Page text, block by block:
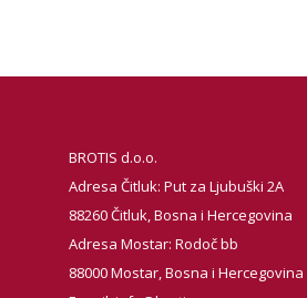
BROTIS d.o.o.
Adresa Čitluk: Put za Ljubuški 2A
88260 Čitluk, Bosna i Hercegovina
Adresa Mostar: Rodoč bb
88000 Mostar, Bosna i Hercegovina